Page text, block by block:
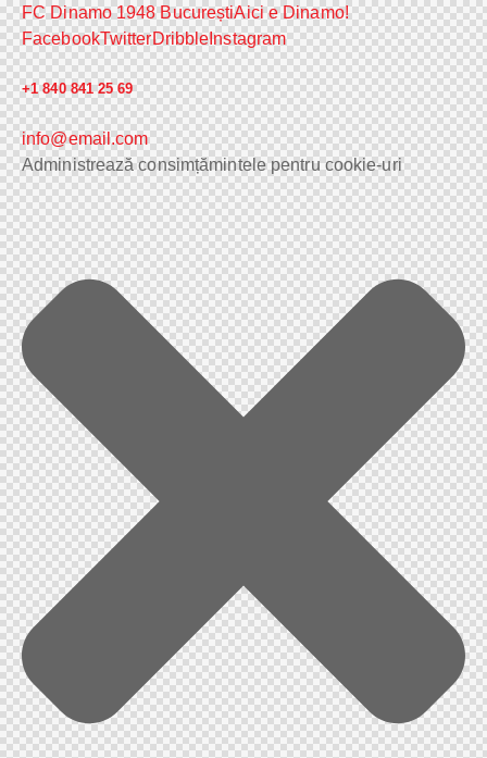
FC Dinamo 1948 BucureștiAici e Dinamo!
FacebookTwitterDribbleInstagram
+1 840 841 25 69
info@email.com
Administrează consimțămintele pentru cookie-uri